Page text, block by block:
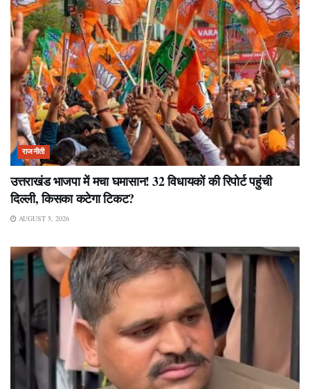
राजनीती
उत्तराखंड भाजपा में मचा घमासान! 32 विधायकों की रिपोर्ट पहुंची
दिल्ली, किसका कटेगा टिकट?
AUGUST 5, 2026